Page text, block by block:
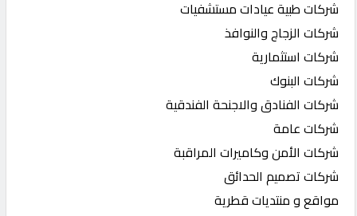
شركات طبية عيادات مستشفيات
شركات الزجاج والنوافذ
شركات استثمارية
شركات البنوك
شركات الفنادق والاجنحة الفندقية
شركات عامة
شركات الأمن وكاميرات المراقبة
شركات تصميم الحدائق
مواقع و منتديات قطرية